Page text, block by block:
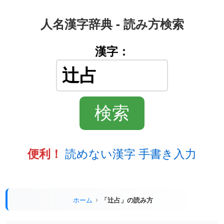
人名漢字辞典 - 読み方検索
漢字：
便利！ 読めない漢字 手書き入力
ホーム 「辻占」の読み方